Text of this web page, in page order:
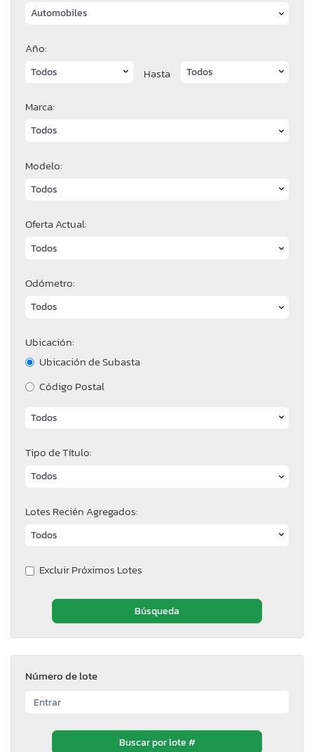
Año:
Hasta
Marca:
Modelo:
Oferta Actual:
Odómetro:
Ubicación:
Ubicación de Subasta
Código Postal
Tipo de Título:
Lotes Recién Agregados:
Excluir Próximos Lotes
Número de lote